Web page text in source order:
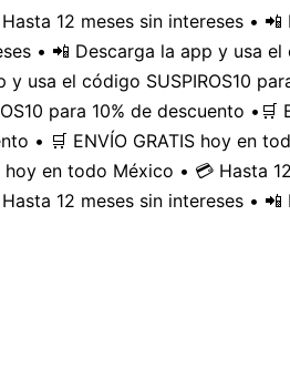
12 meses sin intereses •
• 📲 Descarga la app y usa
usa el código SUSPIROS10
para 10% de descuento • 🛒
• 🛒 ENVÍO GRATIS hoy en
hoy en todo México • 💳 Hasta
12 meses sin intereses •